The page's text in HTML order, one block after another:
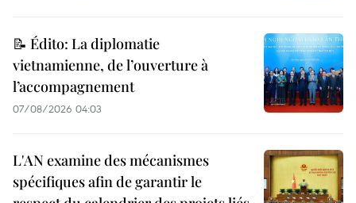
📝 Édito: La diplomatie
vietnamienne, de l’ouverture à
l’accompagnement
07/08/2026 04:03
L'AN examine des mécanismes
spécifiques afin de garantir le